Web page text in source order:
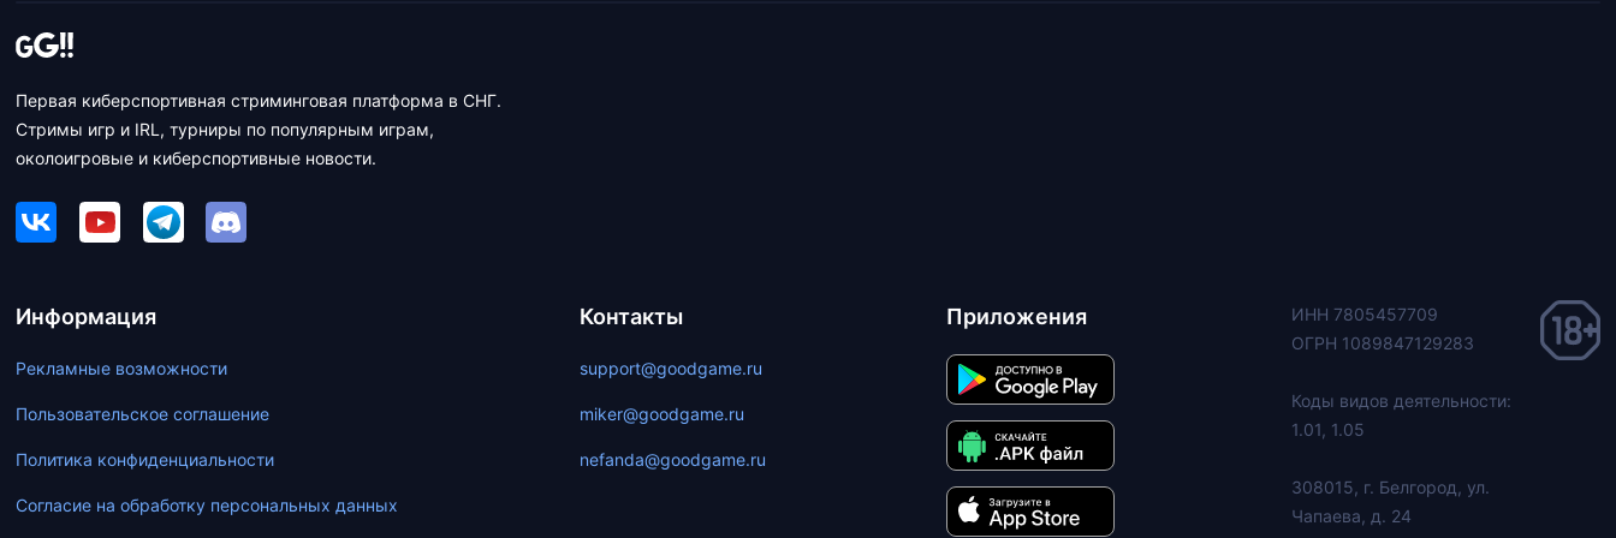
Первая киберспортивная стриминговая платформа в СНГ.
Стримы игр и IRL, турниры по популярным играм,
околоигровые и киберспортивные новости.
Информация
Рекламные возможности
Пользовательское соглашение
Политика конфиденциальности
Согласие на обработку персональных данных
Контакты
support@goodgame.ru
miker@goodgame.ru
nefanda@goodgame.ru
Приложения
ИНН 7805457709
ОГРН 1089847129283
Коды видов деятельности:
1.01, 1.05
308015, г. Белгород, ул.
Чапаева, д. 24